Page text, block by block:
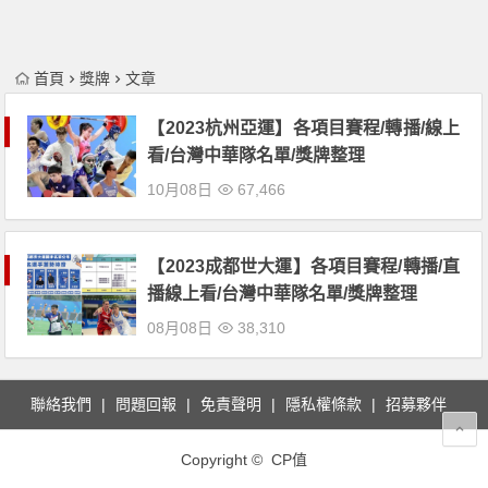
首頁 獎牌 文章
【2023杭州亞運】各項目賽程/轉播/線上
看/台灣中華隊名單/獎牌整理
10月08日 67,466
【2023成都世大運】各項目賽程/轉播/直
播線上看/台灣中華隊名單/獎牌整理
08月08日 38,310
聯絡我們 問題回報 免責聲明 隱私權條款 招募夥伴
Copyright © CP值